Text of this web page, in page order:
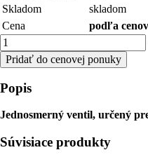
Skladom
skladom
Cena
podľa
Pridať do cenovej ponuky
Popis
Jednosmerný ventil, určený
Súvisiace produkty